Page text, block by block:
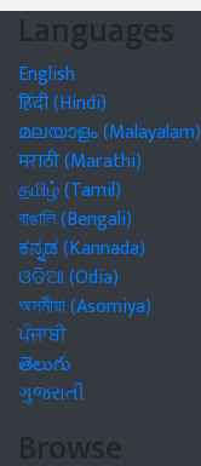
Languages
English
हिंदी (Hindi)
മലയാളം (Malayalam)
मराठी (Marathi)
தமிழ் (Tamil)
বাঙালি (Bengali)
ಕನ್ನಡ (Kannada)
ଓଡିଆ (Odia)
অসমীয়া (Asomiya)
ਪੰਜਾਬੀ
తెలుగు
ગુજરાતી
Browse